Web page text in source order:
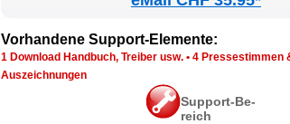
Vor­han­de­ne Sup­port-Ele­men­te:
1 Down­load Hand­buch, Trei­ber usw. • 4 Pres­se­stim­men
Aus­zeich­nun­gen
Sup­port-Be­
reich